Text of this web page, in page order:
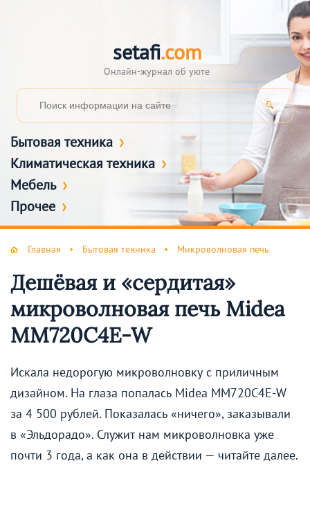
setafi.com
Онлайн-журнал об уюте
Бытовая техника
Климатическая техника
Мебель
Прочее
Главная Бытовая техника Микроволновая печь
Дешёвая и «сердитая»
микроволновая печь Midea
MM720C4E-W
Искала недорогую микроволновку с приличным
дизайном. На глаза попалась Midea MM720C4E-W
за 4 500 рублей. Показалась «ничего», заказывали
в «Эльдорадо». Служит нам микроволновка уже
почти 3 года, а как она в действии — читайте далее.